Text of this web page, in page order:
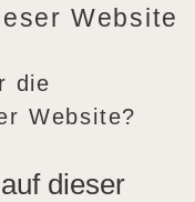
Website
die
Website?
dieser